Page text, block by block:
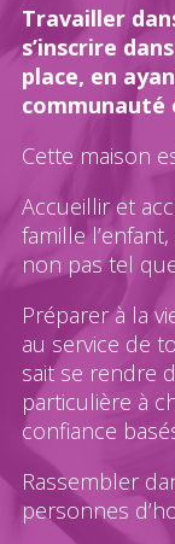
Travailler
s’inscrire
place, en
communauté
Cette maison
Accueillir et
famille
non pas tel
Préparer à la
au service de
sait se rendre
particulière à
confiance
Rassembler
personnes